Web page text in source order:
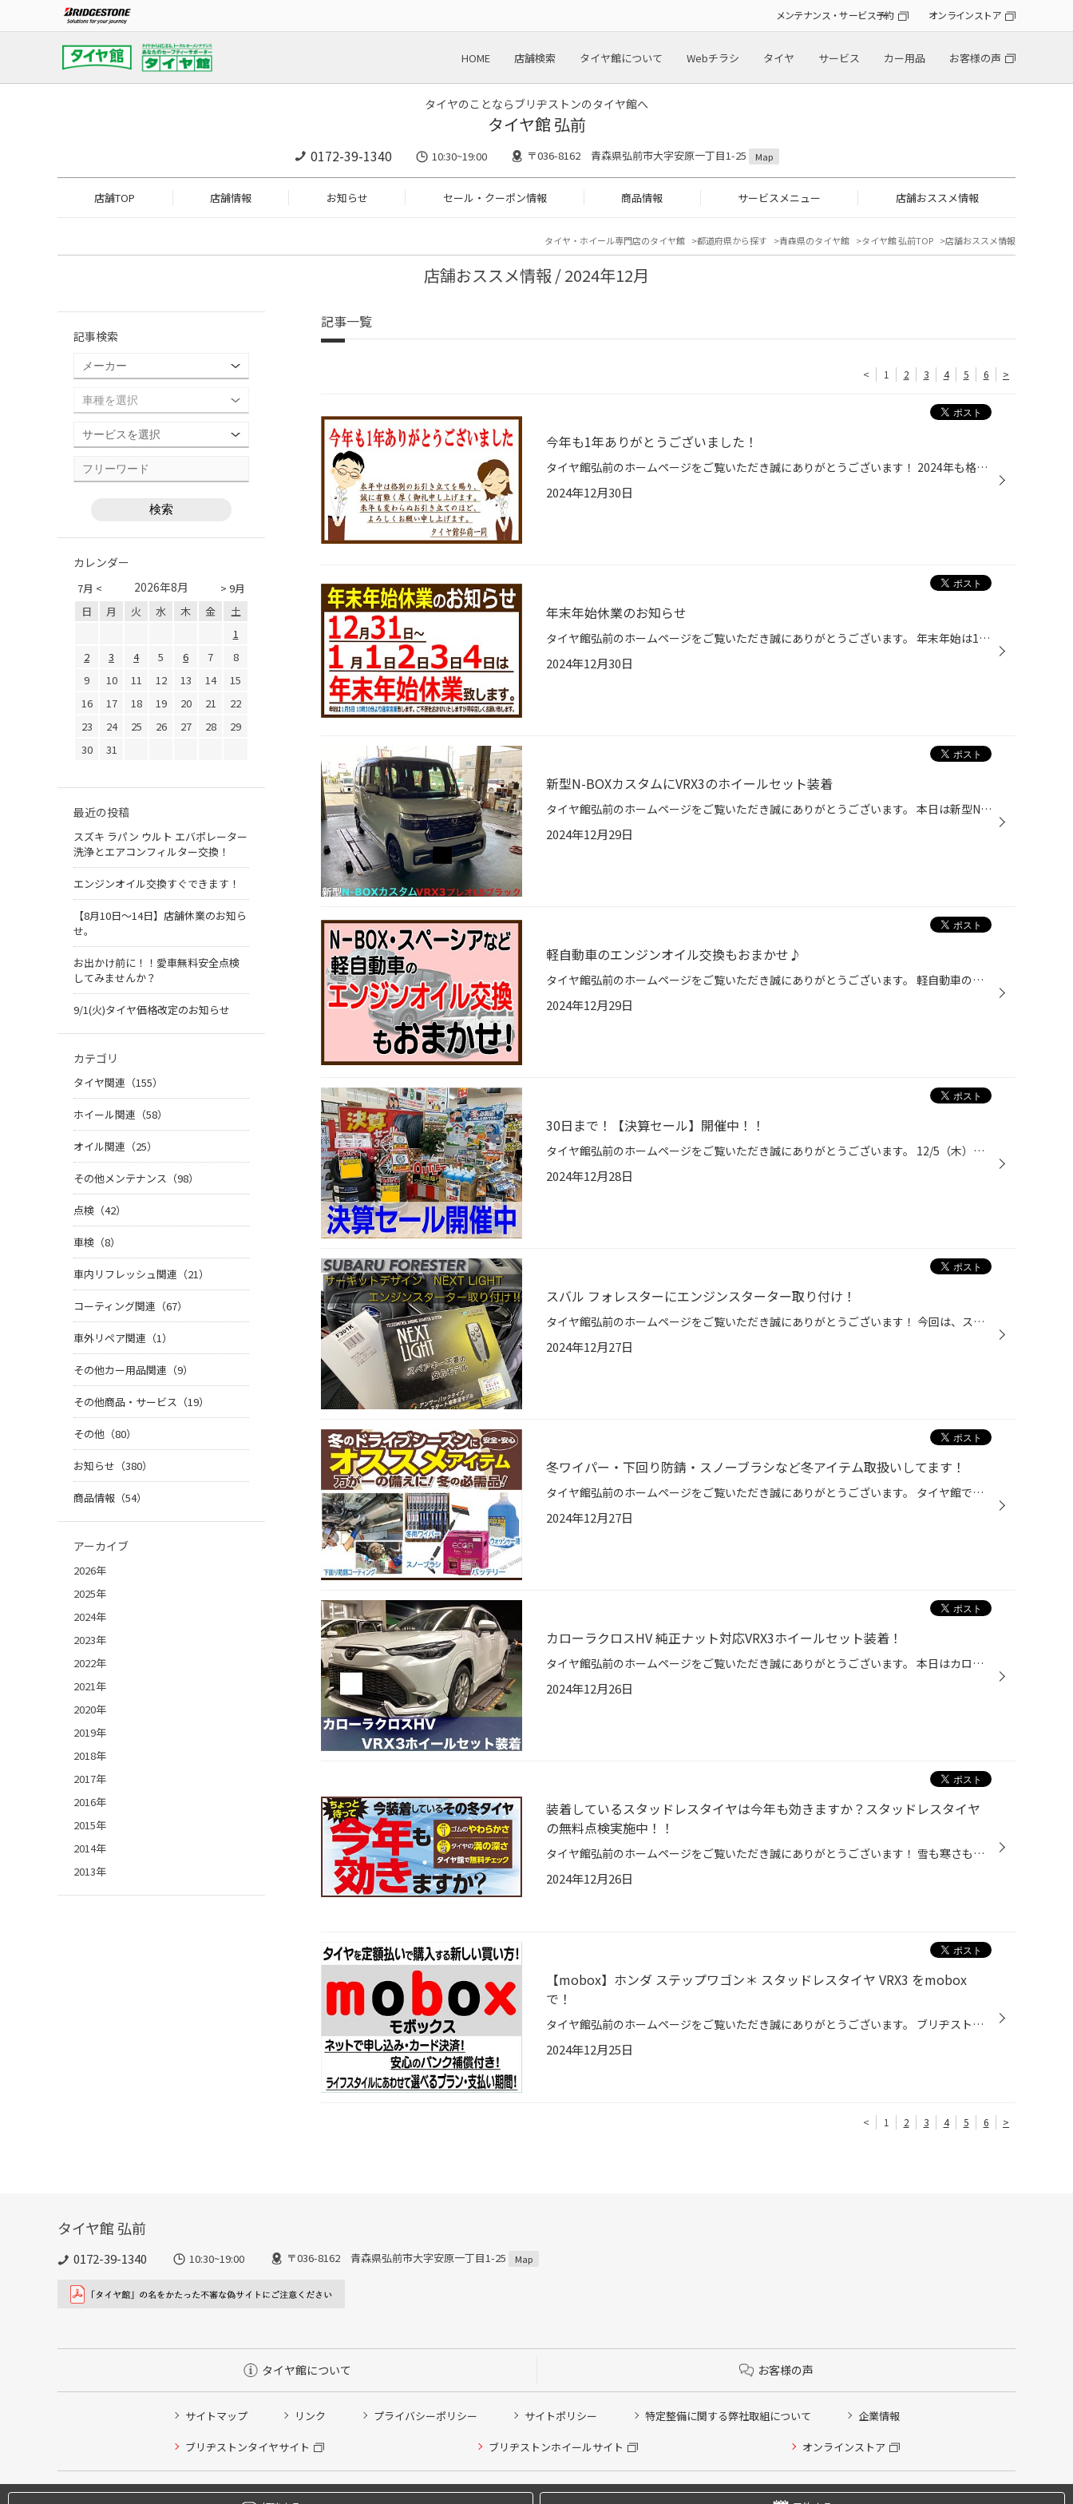
メンテナンス・サービス予約 オンラインストア
HOME 店舗検索 タイヤ館について Webチラシ タイヤ サービス カー用品 お客様の声
タイヤのことならブリヂストンのタイヤ館へ
タイヤ館 弘前
0172-39-1340 10:30~19:00 〒036-8162 青森県弘前市大字安原一丁目1-25 Map
店舗TOP 店舗情報 お知らせ セール・クーポン情報 商品情報 サービスメニュー 店舗おススメ情報
タイヤ・ホイール専門店のタイヤ館 都道府県から探す 青森県のタイヤ館 タイヤ館 弘前TOP 店舗おススメ情報
店舗おススメ情報 / 2024年12月
記事一覧
< 1 2 3 4 5 6 >
今年も1年ありがとうございました！
タイヤ館弘前のホームページをご覧いただき誠にありがとうございます！ 2024年も格別のお引き立てを賜り、誠に有難く厚く御礼申し上げます。 来年も皆様により一層ご満足をいただけるご提案が出来るようスタッフ一同努力する所存ですので、変わらぬご愛顧のほどどうぞよろしくお願い致します。 タイ...
2024年12月30日
年末年始休業のお知らせ
タイヤ館弘前のホームページをご覧いただき誠にありがとうございます。 年末年始は12月31日から１月4日まで休業いたします。 年始は１月5日(日)10時30分より通常営業致します。 ご不便をおかけいたしますが何卒宜しくお願い致します。 １月6日～【新春セール】を開催いたします！ ★WEB予約は24時間...
2024年12月30日
新型N-BOXカスタムにVRX3のホイールセット装着
タイヤ館弘前のホームページをご覧いただき誠にありがとうございます。 本日は新型N-BOXカスタムにVRX3ホイールセットの装着です。 ブラックのホイールなのでスタイリッシュに見えて更にかっこよくなりました！ ブラックの他にシルバーもあります。 ※装着ホイールは数量限定のため在庫等は店頭スタ...
2024年12月29日
軽自動車のエンジンオイル交換もおまかせ♪
タイヤ館弘前のホームページをご覧いただき誠にありがとうございます。 軽自動車のエンジンオイルもタイヤ館におまかせください！ オイル交換のみの交換はもちろん、 お得なパックもございます！！ ※詳しくは店頭スタッフへお尋ねください。 みなさまのご来店を心よりお待ちしております。 ★WEB予約...
2024年12月29日
30日まで！【決算セール】開催中！！
タイヤ館弘前のホームページをご覧いただき誠にありがとうございます。 12/5（木）～12/30（月）決算在庫一掃セール＆プレミアムタイヤセールを実施いたします。決算だからできる特別価格、数量限定商品はもちろん長期在庫品など在庫限りのアウトレット商品もございます。また、プレミアムタイヤセ...
2024年12月28日
スバル フォレスターにエンジンスターター取り付け！
タイヤ館弘前のホームページをご覧いただき誠にありがとうございます！ 今回は、スバル フォレスターにエンジンスターターを取り付けましたのでご紹介いたします！ お取り付けした商品は、サーキットデザインのネクストライトです。 スペアキー不要モデルで、スターターのリモコンでドアのロック/ア...
2024年12月27日
冬ワイパー・下回り防錆・スノーブラシなど冬アイテム取扱いしてます！
タイヤ館弘前のホームページをご覧いただき誠にありがとうございます。 タイヤ館では、スタッドレスタイヤ以外に、冬ワイパーや下回り防錆コーティング、スノーブラシなど冬の運転に安全・安心なアイテムも取扱いしております！ ★冬ワイパー★ 視界不良はキケンです！冬には冬用ワイパーの装着をオス...
2024年12月27日
カローラクロスHV 純正ナット対応VRX3ホイールセット装着！
タイヤ館弘前のホームページをご覧いただき誠にありがとうございます。 本日はカローラクロスHVにVRX3ホイールセットを装着しました。 こちらのホイールはECO FORME SE23 17X75 5/114 40です サビにも強く軽量タイプ(^-^) 平面座専用ですのでトヨタ純正ナットが使用出来ます！ タイヤはもちろん安心...
2024年12月26日
装着しているスタッドレスタイヤは今年も効きますか？スタッドレスタイヤ
の無料点検実施中！！
タイヤ館弘前のホームページをご覧いただき誠にありがとうございます！ 雪も寒さもこれから本格的になりますが、みなさんのスタッドレスタイヤは乗り切れそうですが？？ タイヤ館弘前では、タイヤの無料安全点検を実施中です！ 専用の機器を使用して、タイヤの溝の深さと柔らかさをしっかり点検致し...
2024年12月26日
【mobox】ホンダ ステップワゴン＊ スタッドレスタイヤ VRX3 をmobox
で！
タイヤ館弘前のホームページをご覧いただき誠にありがとうございます。 ブリヂストンのタイヤを定額で購入できる新しいタイヤの買い方【mobox】 moboxとは、お客様のライフスタイルにあわせて、“選べるプラン”と“支払い期間(2年または3年)”でブリヂストンのタイヤを定額で購入することが出来る新し...
2024年12月25日
< 1 2 3 4 5 6 >
記事検索
カレンダー
7月 < > 9月
2026年8月
日 月 火 水 木 金
土
1
2
3 4 5 6 7
8
9
10 11 12 13 14
15
16
17 18 19 20 21
22
23
24 25 26 27 28
29
30
31
最近の投稿
スズキ ラパン ウルト エバポレーター
洗浄とエアコンフィルター交換！
エンジンオイル交換すぐできます！
【8月10日～14日】店舗休業のお知ら
せ。
お出かけ前に！！愛車無料安全点検
してみませんか？
9/1(火)タイヤ価格改定のお知らせ
カテゴリ
タイヤ関連（155）
ホイール関連（58）
オイル関連（25）
その他メンテナンス（98）
点検（42）
車検（8）
車内リフレッシュ関連（21）
コーティング関連（67）
車外リペア関連（1）
その他カー用品関連（9）
その他商品・サービス（19）
その他（80）
お知らせ（380）
商品情報（54）
アーカイブ
2026年
2025年
2024年
2023年
2022年
2021年
2020年
2019年
2018年
2017年
2016年
2015年
2014年
2013年
タイヤ館 弘前
0172-39-1340 10:30~19:00 〒036-8162 青森県弘前市大字安原一丁目1-25 Map
タイヤ館について お客様の声
サイトマップ リンク プライバシーポリシー サイトポリシー 特定整備に関する弊社取組について 企業情報
ブリヂストンタイヤサイト ブリヂストンホイールサイト オンラインストア
タイヤ点検・安全点検/タイヤ履き替え/オイル交換/その他ピット作業の予約
クローク契約会員専用タイヤ履き替え※タイヤ履き替えを希望のクローク契約会員の方はこちらを選択ください
本日のタイヤ履き替え順番待ち予約 ※クローク契約会員の方はご利用いただけません